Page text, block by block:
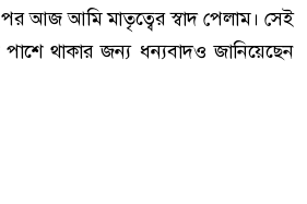
পর আজ আমি মাতৃত্বের স্বাদ পেলাম। সেই
পাশে থাকার জন্য ধন্যবাদও জানিয়েছেন